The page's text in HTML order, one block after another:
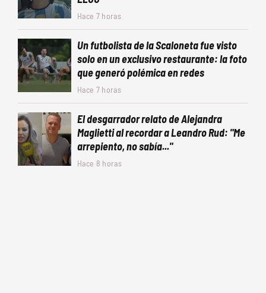
Hace 7 horas
Un futbolista de la Scaloneta fue visto
solo en un exclusivo restaurante: la foto
que generó polémica en redes
Hace 7 horas
El desgarrador relato de Alejandra
Maglietti al recordar a Leandro Rud: "Me
arrepiento, no sabía..."
Hace 8 horas